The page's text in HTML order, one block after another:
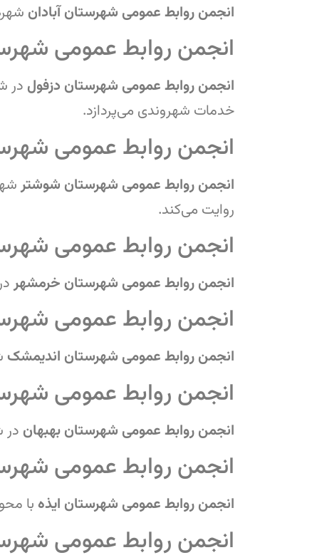
انجمن روابط عمومی شهرستان آبادان
انجمن روابط عمومی
انجمن روابط عمومی شهرستان دزفول در
خدمات شهروندی می‌پردازد.
انجمن روابط عمومی
انجمن روابط عمومی شهرستان شوشتر
روایت می‌کند.
انجمن روابط عمومی
انجمن روابط عمومی شهرستان خرمشهر
انجمن روابط عمومی
انجمن روابط عمومی شهرستان اندیمشک
انجمن روابط عمومی
انجمن روابط عمومی شهرستان بهبهان
انجمن روابط عمومی
انجمن روابط عمومی شهرستان ایذه با
انجمن روابط عمومی